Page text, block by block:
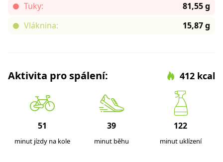
Tuky:
81,55 g
Vláknina:
15,87 g
Aktivita pro spálení: 412 kcal
51
minut jízdy na kole
39
minut běhu
122
minut uklízení